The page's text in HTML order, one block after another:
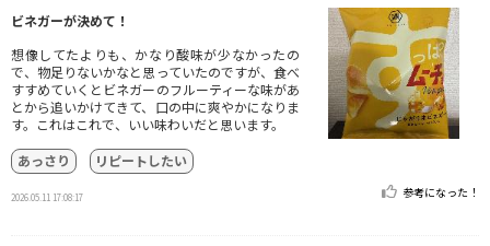
ビネガーが決めて！
想像してたよりも、かなり酸味が少なかったの
で、物足りないかなと思っていたのですが、食べ
すすめていくとビネガーのフルーティーな味があ
とから追いかけてきて、口の中に爽やかになりま
す。これはこれで、いい味わいだと思います。
あっさり
リピートしたい
2026.05.11 17:08:17 参考になった！